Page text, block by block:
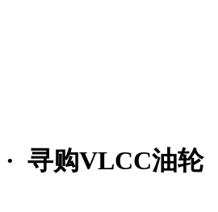
寻购VLCC油轮